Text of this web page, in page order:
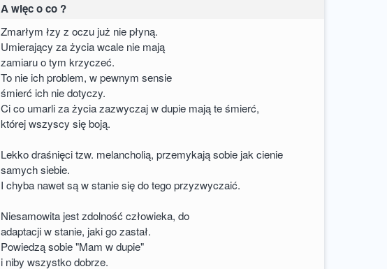
A więc o co ?
Zmarłym łzy z oczu już nie płyną.
Umierający za życia wcale nie mają
zamiaru o tym krzyczeć.
To nie ich problem, w pewnym sensie
śmierć ich nie dotyczy.
Ci co umarli za życia zazwyczaj w dupie mają te śmierć,
której wszyscy się boją.
Lekko draśnięci tzw. melancholią, przemykają sobie jak cienie
samych siebie.
I chyba nawet są w stanie się do tego przyzwyczaić.
Niesamowita jest zdolność człowieka, do
adaptacji w stanie, jaki go zastał.
Powiedzą sobie "Mam w dupie"
i niby wszystko dobrze.